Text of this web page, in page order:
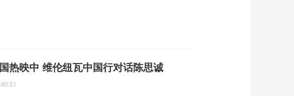
热映中 维伦纽瓦中国行对话陈思诚